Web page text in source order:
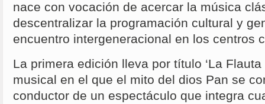
nace con vocación de acercar la música
descentralizar la programación cultural y
encuentro intergeneracional en los centros
La primera edición lleva por título ‘La Flauta
musical en el que el mito del dios Pan se
conductor de un espectáculo que integra